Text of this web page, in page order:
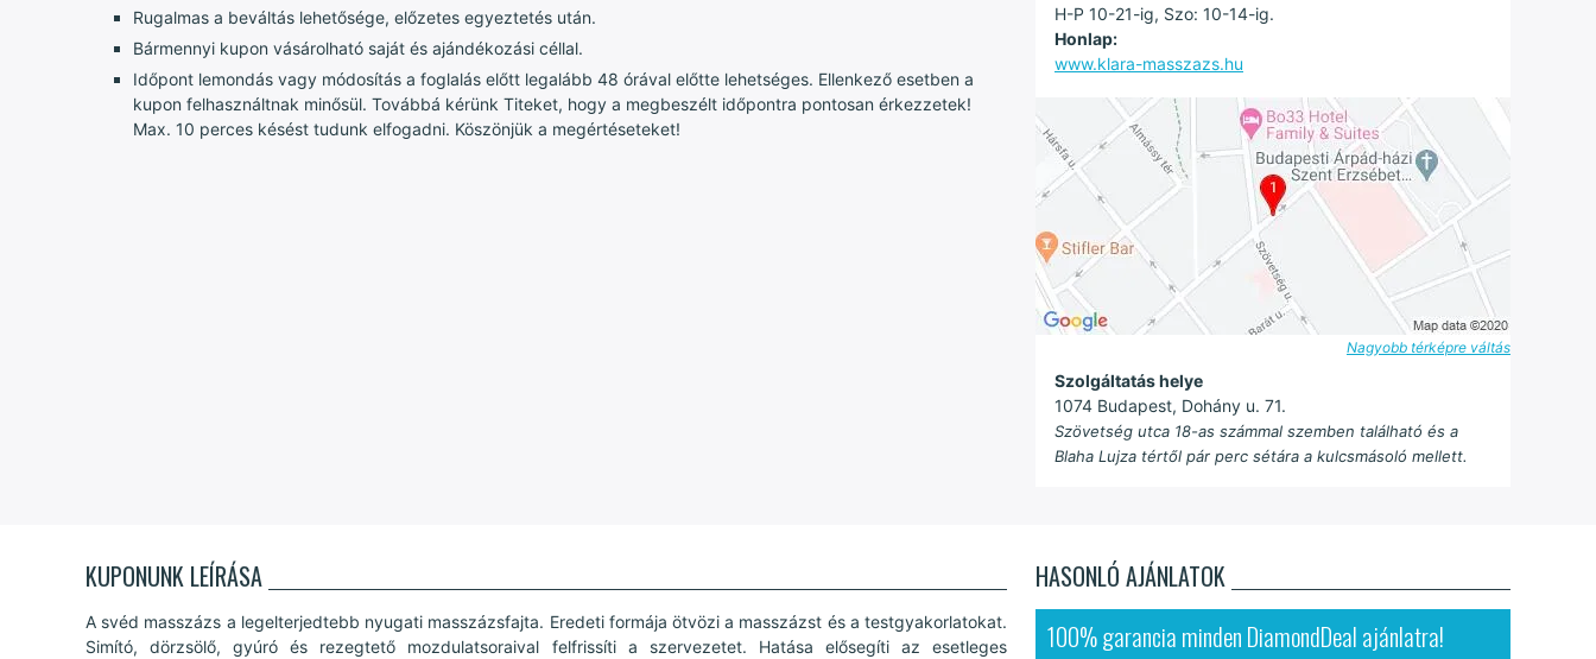
Rugalmas a beváltás lehetősége, előzetes egyeztetés után.
Bármennyi kupon vásárolható saját és ajándékozási céllal.
Időpont lemondás vagy módosítás a foglalás előtt legalább 48 órával előtte lehetséges. Ellenkező esetben a
kupon felhasználtnak minősül. Továbbá kérünk Titeket, hogy a megbeszélt időpontra pontosan érkezzetek!
Max. 10 perces késést tudunk elfogadni. Köszönjük a megértéseteket!
H-P 10-21-ig, Szo: 10-14-ig.
Honlap:
www.klara-masszazs.hu
Nagyobb térképre váltás
Szolgáltatás helye
1074 Budapest, Dohány u. 71.
Szövetség utca 18-as számmal szemben található és a
Blaha Lujza tértől pár perc sétára a kulcsmásoló mellett.
KUPONUNK LEÍRÁSA
A svéd masszázs a legelterjedtebb nyugati masszázsfajta. Eredeti formája ötvözi a masszázst és a testgyakorlatokat.
Simító, dörzsölő, gyúró és rezegtető mozdulatsoraival felfrissíti a szervezetet. Hatása elősegíti az esetleges
HASONLÓ AJÁNLATOK
100% garancia minden DiamondDeal ajánlatra!